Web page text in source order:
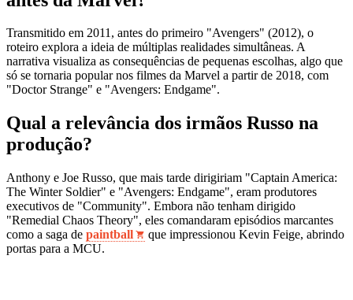
Transmitido em 2011, antes do primeiro "Avengers" (2012), o
roteiro explora a ideia de múltiplas realidades simultâneas. A
narrativa visualiza as consequências de pequenas escolhas, algo que
só se tornaria popular nos filmes da Marvel a partir de 2018, com
"Doctor Strange" e "Avengers: Endgame".
Qual a relevância dos irmãos Russo na
produção?
Anthony e Joe Russo, que mais tarde dirigiriam "Captain America:
The Winter Soldier" e "Avengers: Endgame", eram produtores
executivos de "Community". Embora não tenham dirigido
"Remedial Chaos Theory", eles comandaram episódios marcantes
como a saga de paintball
que impressionou Kevin Feige, abrindo
portas para a MCU.